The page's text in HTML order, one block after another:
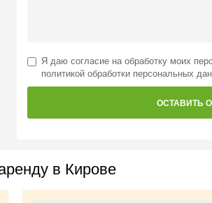
Я даю согласие на обработку моих
политикой обработки персональных
ОСТАВИТЬ
в Кирове